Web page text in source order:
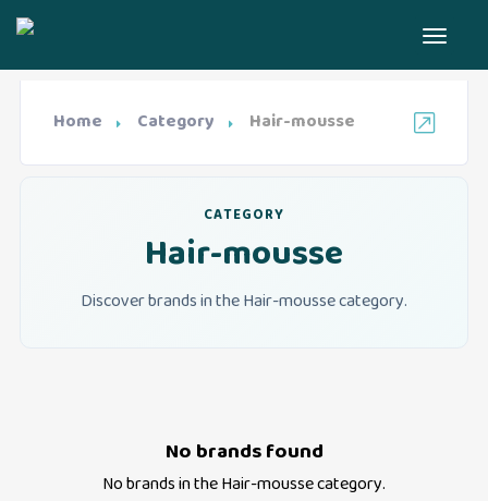
Home Category Hair-mousse
CATEGORY
Hair-mousse
Discover brands in the Hair-mousse category.
No brands found
No brands in theHair-moussecategory.